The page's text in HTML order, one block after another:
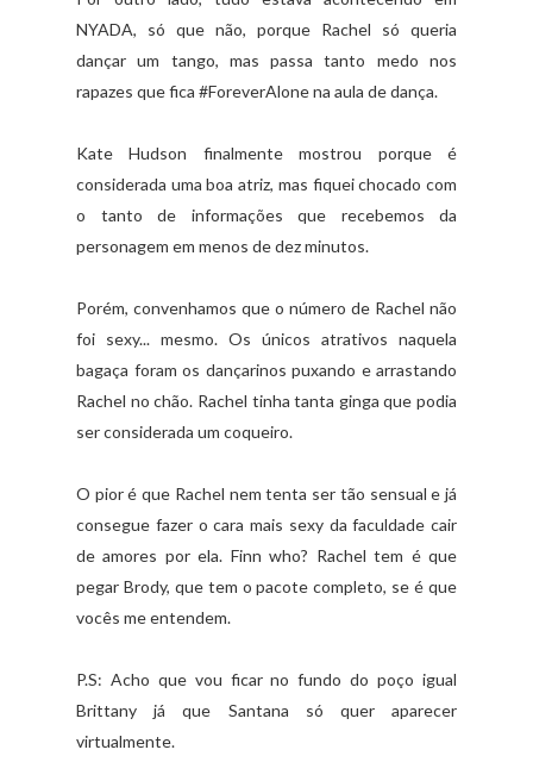
NYADA, só que não, porque Rachel só queria
dançar um tango, mas passa tanto medo nos
rapazes que fica #ForeverAlone na aula de dança.
Kate Hudson finalmente mostrou porque é
considerada uma boa atriz, mas fiquei chocado com
o tanto de informações que recebemos da
personagem em menos de dez minutos.
Porém, convenhamos que o número de Rachel não
foi sexy... mesmo. Os únicos atrativos naquela
bagaça foram os dançarinos puxando e arrastando
Rachel no chão. Rachel tinha tanta ginga que podia
ser considerada um coqueiro.
O pior é que Rachel nem tenta ser tão sensual e já
consegue fazer o cara mais sexy da faculdade cair
de amores por ela. Finn who? Rachel tem é que
pegar Brody, que tem o pacote completo, se é que
vocês me entendem.
P.S: Acho que vou ficar no fundo do poço igual
Brittany já que Santana só quer aparecer
virtualmente.